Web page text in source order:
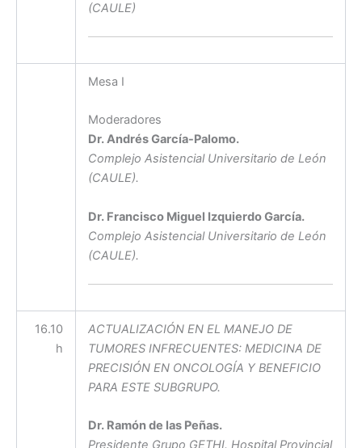
(CAULE)
Mesa I
Moderadores
Dr. Andrés García-Palomo.
Complejo Asistencial Universitario de León
(CAULE).
Dr. Francisco Miguel Izquierdo García.
Complejo Asistencial Universitario de León
(CAULE).
16.10
h
ACTUALIZACIÓN EN EL MANEJO DE
TUMORES INFRECUENTES: MEDICINA DE
PRECISIÓN EN ONCOLOGÍA Y BENEFICIO
PARA ESTE SUBGRUPO.
Dr. Ramón de las Peñas.